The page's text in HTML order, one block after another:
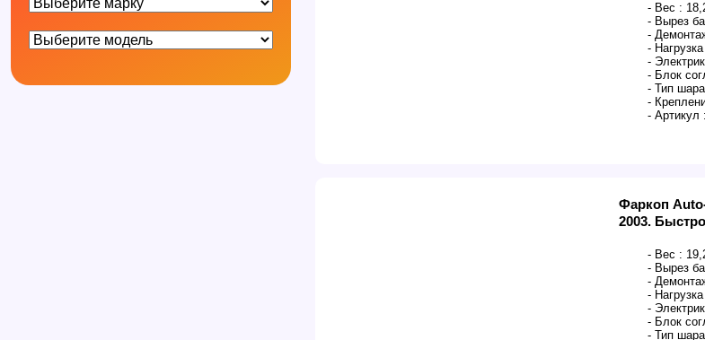
- Вес :
- Вырез
-
-
-
- Блок
- Тип
-
- Артикул :
Фаркоп
2003.
- Вес :
- Вырез
-
-
-
- Блок
- Тип